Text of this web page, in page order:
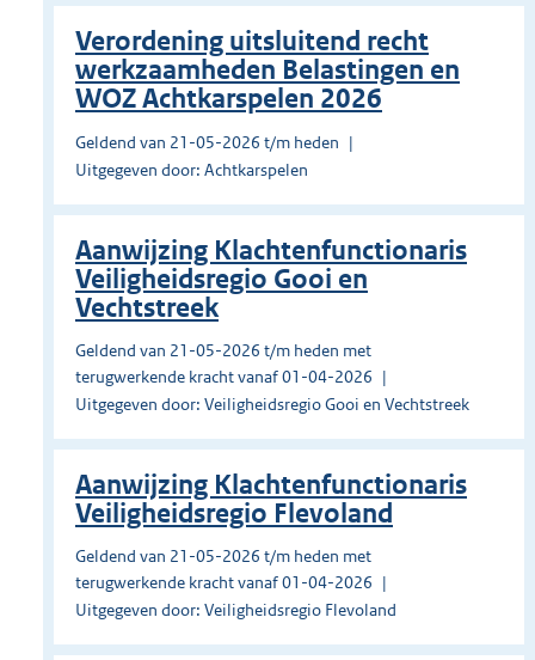
Verordening uitsluitend recht
werkzaamheden Belastingen en
WOZ Achtkarspelen 2026
Geldend van 21-05-2026 t/m heden
Uitgegeven door: Achtkarspelen
Aanwijzing Klachtenfunctionaris
Veiligheidsregio Gooi en
Vechtstreek
Geldend van 21-05-2026 t/m heden met
terugwerkende kracht vanaf 01-04-2026
Uitgegeven door: Veiligheidsregio Gooi en Vechtstreek
Aanwijzing Klachtenfunctionaris
Veiligheidsregio Flevoland
Geldend van 21-05-2026 t/m heden met
terugwerkende kracht vanaf 01-04-2026
Uitgegeven door: Veiligheidsregio Flevoland